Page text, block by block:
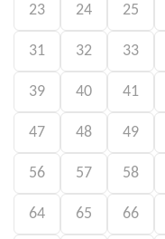
23 24 25
31 32 33
39 40 41
47 48 49
56 57 58
64 65 66